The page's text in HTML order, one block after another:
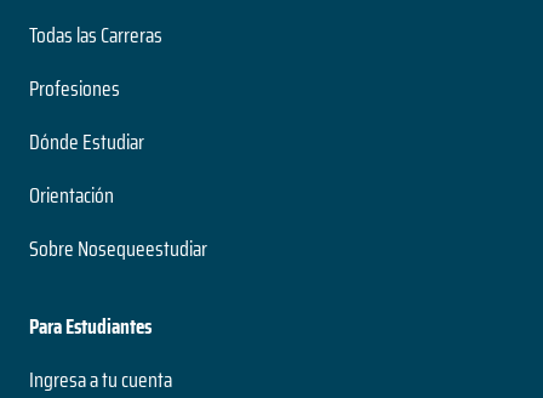
Todas las Carreras
Profesiones
Dónde Estudiar
Orientación
Sobre Nosequeestudiar
Para Estudiantes
Ingresa a tu cuenta